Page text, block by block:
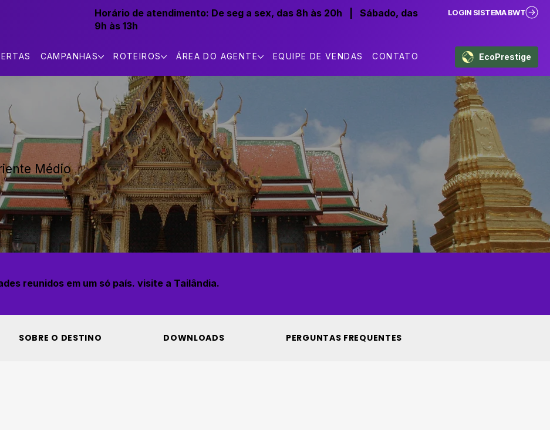
Horário de atendimento: De seg a sex, das 8h às 20h |Sábado, das
9h às 13h
LOGIN SISTEMA BWT
CAMPANHAS ROTEIROS ÁREA DO AGENTE EQUIPE DE VENDAS CONTATO EcoPrestige
Médio
reunidos em um só país. visite a Tailândia.
SOBRE O DESTINO DOWNLOADS PERGUNTAS FREQUENTES